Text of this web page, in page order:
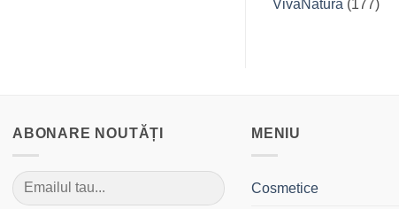
VivaNatura (177)
ABONARE NOUTĂȚI MENIU
Cosmetice